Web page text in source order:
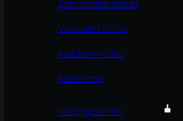
Schneidebretter
Vakuum Serie
Küchenhelfer
Maritime
Kochgeschirr